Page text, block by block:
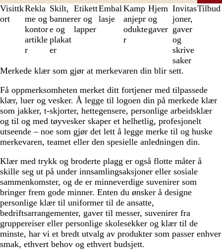
Visittk
ort
Rekla
me og
kontor
artikle
r
Skilt,
banner
e og
plakat
er
Etikett
er og
lapper
Embal
lasje
Kamp
anjepr
odukte
r
Hjem
og
gaver
Invitas
joner,
gaver
og
skrive
saker
Tilbud
3
av
Merkede klær som gjør at merkevaren din blir sett.
Få oppmerksomheten merket ditt fortjener med tilpassede
klær, luer og vesker. Å legge til logoen din på merkede klær
som jakker, t-skjorter, hettegensere, personlige arbeidsklær
og til og med tøyvesker skaper et helhetlig, profesjonelt
utseende – noe som gjør det lett å legge merke til og huske
merkevaren, teamet eller den spesielle anledningen din.
Klær med trykk og broderte plagg er også flotte måter å
skille seg ut på under innsamlingsaksjoner eller sosiale
sammenkomster, og de er minneverdige suvenirer som
bringer frem gode minner. Enten du ønsker å designe
personlige klær til uniformer til de ansatte,
bedriftsarrangementer, gaver til messer, suvenirer fra
gruppereiser eller personlige skolesekker og klær til de
minste, har vi et bredt utvalg av produkter som passer enhver
smak, ethvert behov og ethvert budsjett.